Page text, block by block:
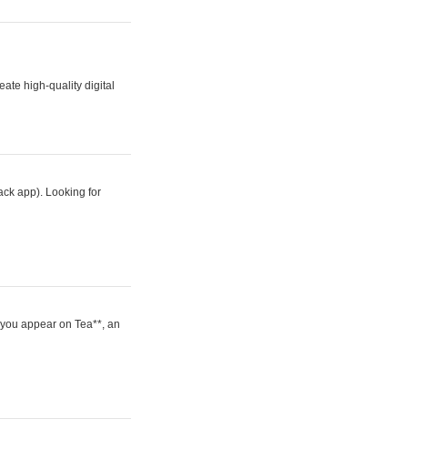
high-quality digital
app). Looking for
appear on Tea**, an